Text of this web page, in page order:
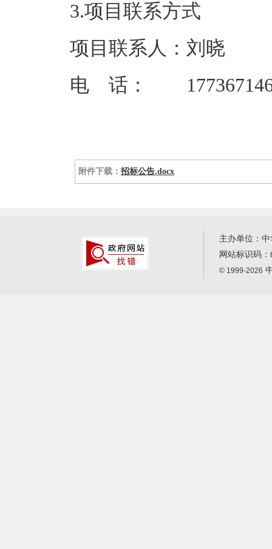
3.项目联系方式
项目联系人：刘晓
电 话：
附件下载： 招标公告.docx
主办单位：
网站标识码：
© 1999-2026